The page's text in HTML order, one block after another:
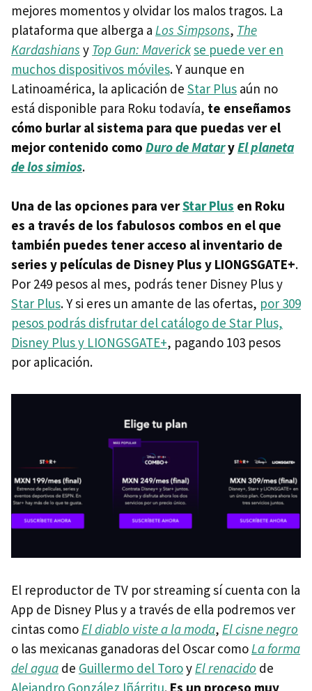
mejores momentos y olvidar los malos tragos. La
plataforma que alberga a Los Simpsons, The
Kardashians y Top Gun: Maverickse puede ver en
muchos dispositivos móviles. Y aunque en
Latinoamérica, la aplicación de Star Plus aún no
está disponible para Roku todavía, te enseñamos
cómo burlar al sistema para que puedas ver el
mejor contenido como Duro de MataryEl planeta
de los simios.
Una de las opciones para verStar Plus en Roku
es a través de los fabulosos combos en el que
también puedes tener acceso al inventario de
series y películas de Disney Plus y LIONGSGATE+.
Por 249 pesos al mes, podrás tener Disney Plus y
Star Plus. Y si eres un amante de las ofertas, por 309
pesos podrás disfrutar del catálogo de Star Plus,
Disney Plus y LIONGSGATE+, pagando 103 pesos
por aplicación.
El reproductor de TV por streaming sí cuenta con la
App de Disney Plus y a través de ella podremos ver
cintas como El diablo viste a la moda, El cisne negro
o las mexicanas ganadoras del Oscar como La forma
del agua de Guillermo del Toroy El renacido de
Alejandro González Iñárritu. Es un proceso muy